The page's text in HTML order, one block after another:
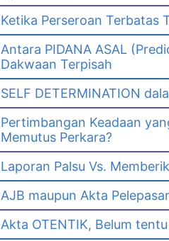
Ketika Perseroan Terbatas
Antara PIDANA ASAL
Dakwaan Terpisah
SELF DETERMINATION
Pertimbangan Keadaan
Memutus Perkara?
Laporan Palsu Vs.
AJB maupun Akta
Akta OTENTIK, Belum